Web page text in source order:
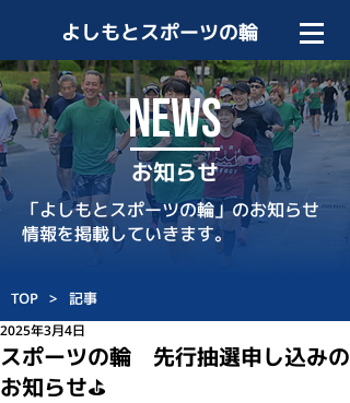
よしもとスポーツの輪
NEWS
お知らせ
「よしもとスポーツの輪」のお知らせ
情報を掲載していきます。
TOP > 記事
スポーツの輪 先行抽選申し込みの
お知らせ⛳
2025年3月4日